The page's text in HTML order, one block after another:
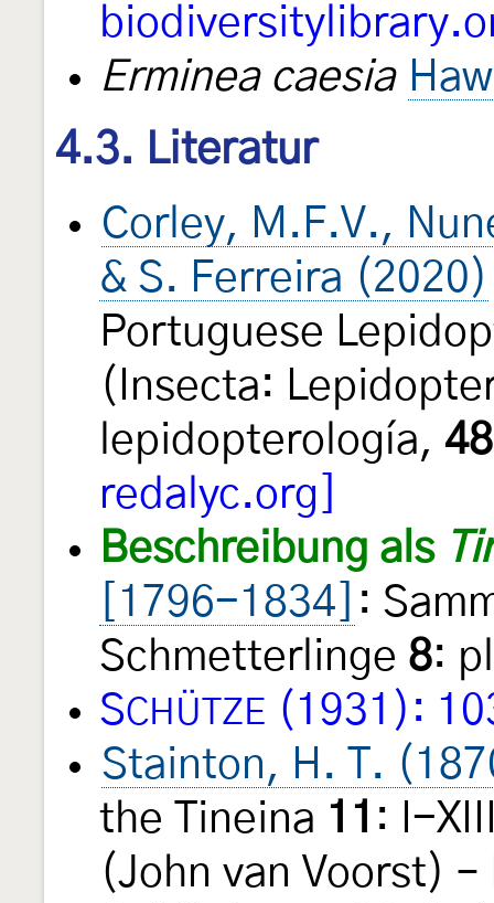
Erminea caesia
4.3. Literatur
Corley, M.F.V.,
& S. Ferreira (2020)
Portuguese
(Insecta:
lepidopterología, 48
redalyc.org]
Beschreibung als
[1796-1834]
:
Schmetterlinge 8:
SCHÜTZE (1931):
Stainton, H. T.
the Tineina 11 : I-
(John van Voorst)